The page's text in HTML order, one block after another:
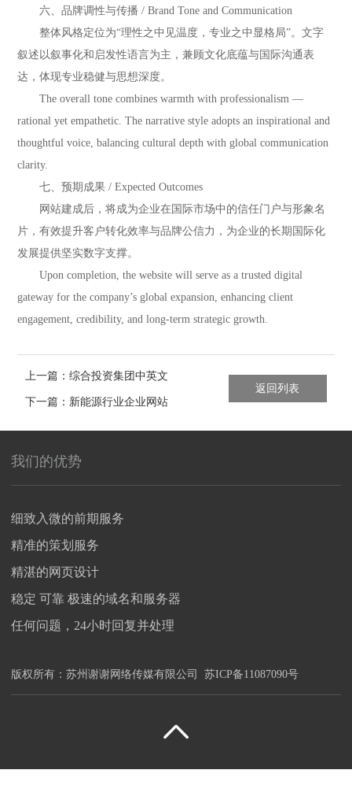
六、品牌调性与传播 / Brand Tone and Communication
整体风格定位为“理性之中见温度，专业之中显格局”。文字
叙述以叙事化和启发性语言为主，兼顾文化底蕴与国际沟通表
达，体现专业稳健与思想深度。
The overall tone combines warmth with professionalism —
rational yet empathetic. The narrative style adopts an inspirational and
thoughtful voice, balancing cultural depth with global communication
clarity.
七、预期成果 / Expected Outcomes
网站建成后，将成为企业在国际市场中的信任门户与形象名
片，有效提升客户转化效率与品牌公信力，为企业的长期国际化
发展提供坚实数字支撑。
Upon completion, the website will serve as a trusted digital
gateway for the company’s global expansion, enhancing client
engagement, credibility, and long-term strategic growth.
上一篇：综合投资集团中英文
网站制作方案
下一篇：新能源行业企业网站
设计制作方案
返回列表
我们的优势
细致入微的前期服务
精准的策划服务
精湛的网页设计
稳定 可靠 极速的域名和服务器
任何问题，24小时回复并处理
版权所有： 苏州谢谢网络传媒有限公司 苏ICP备11087090号